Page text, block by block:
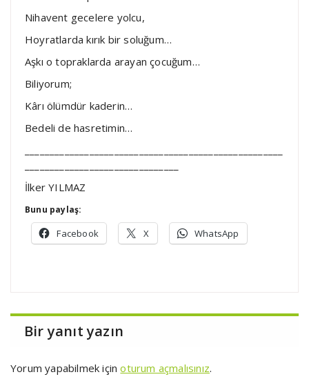
Nihavent gecelere yolcu,
Hoyratlarda kırık bir soluğum…
Aşkı o topraklarda arayan çocuğum…
Biliyorum;
Kârı ölümdür kaderin…
Bedeli de hasretimin…
İlker YILMAZ
Bunu paylaş:
Facebook X WhatsApp
Bir yanıt yazın
Yorum yapabilmek içinoturum açmalısınız.